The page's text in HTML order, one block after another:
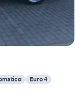
Euro 4